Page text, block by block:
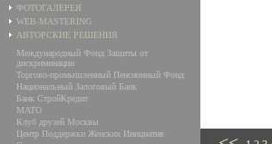
ФОТОГАЛЕРЕЯ
WEB-MASTERING
АВТОРСКИЕ РЕШЕНИЯ
Международный Фонд Защиты от
дискриминации
Торгово-промышленный Пенсионный Фонд
Национальный Залоговый Банк
Банк СтройКредит
MATO
Клуб друзей Москвы
Центр Поддержки Женских Инициатив